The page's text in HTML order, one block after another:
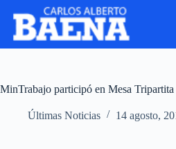
MinTrabajo participó en Mesa Tripartita
Últimas Noticias 14 agosto,